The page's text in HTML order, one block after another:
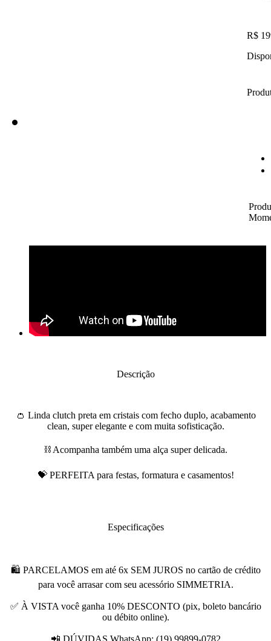
R$
Descrição
👛 Linda clutch preta em cristais com fecho duplo, acabamento
clean, super elegante e com muita sofisticação.
⛓ Acompanha também uma alça super delicada.
💝 PERFEITA para festas, formatura e casamentos!
Especificações
🛍 PARCELAMOS em até 6x SEM JUROS no cartão de crédito
para você arrasar com seu acessório SIMMETRIA.
✅ À VISTA você ganha 10% DESCONTO (pix, boleto bancário
ou débito online).
📲 DÚVIDAS WhatsApp: (19) 99899-0782